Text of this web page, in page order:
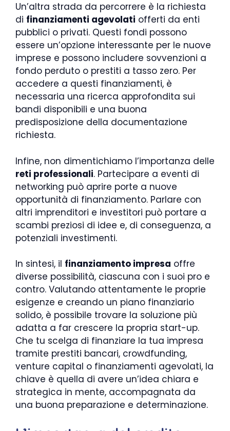
Un’altra strada da percorrere è la richiesta
di finanziamenti agevolati offerti da enti
pubblici o privati. Questi fondi possono
essere un’opzione interessante per le nuove
imprese e possono includere sovvenzioni a
fondo perduto o prestiti a tasso zero. Per
accedere a questi finanziamenti, è
necessaria una ricerca approfondita sui
bandi disponibili e una buona
predisposizione della documentazione
richiesta.
Infine, non dimentichiamo l’importanza delle
reti professionali. Partecipare a eventi di
networking può aprire porte a nuove
opportunità di finanziamento. Parlare con
altri imprenditori e investitori può portare a
scambi preziosi di idee e, di conseguenza, a
potenziali investimenti.
In sintesi, il finanziamento impresa offre
diverse possibilità, ciascuna con i suoi pro e
contro. Valutando attentamente le proprie
esigenze e creando un piano finanziario
solido, è possibile trovare la soluzione più
adatta a far crescere la propria start-up.
Che tu scelga di finanziare la tua impresa
tramite prestiti bancari, crowdfunding,
venture capital o finanziamenti agevolati, la
chiave è quella di avere un’idea chiara e
strategica in mente, accompagnata da
una buona preparazione e determinazione.